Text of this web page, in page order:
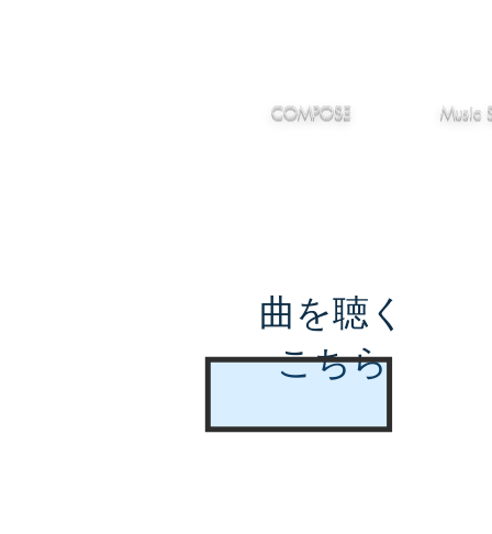
COMPOSE Music
曲を聴く
こちら